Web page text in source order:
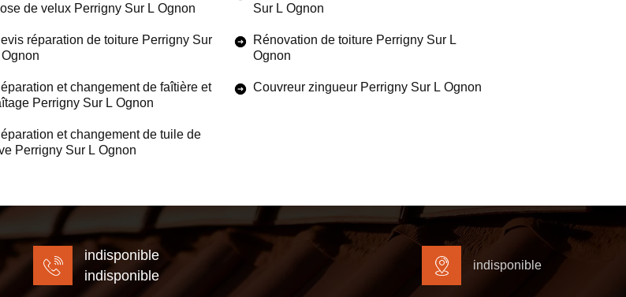
de velux Perrigny Sur L Ognon
réparation de toiture Perrigny Sur
Ognon
et changement de faîtière et
Perrigny Sur L Ognon
et changement de tuile de
Perrigny Sur L Ognon
Sur L Ognon
Rénovation de toiture Perrigny Sur L
Ognon
Couvreur zingueur Perrigny Sur L Ognon
indisponible
indisponible
indisponible